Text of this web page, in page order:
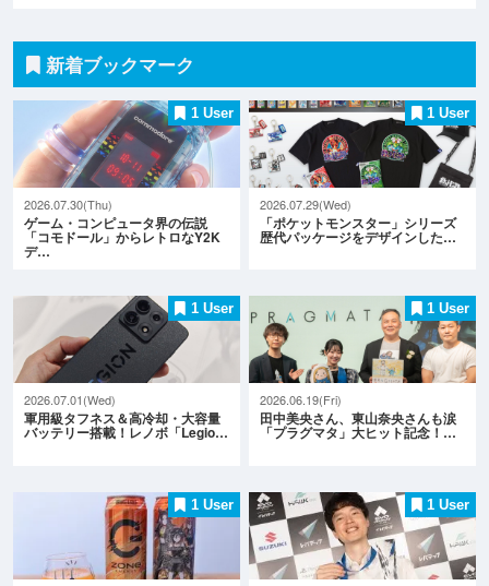
新着ブックマーク
1 User
2026.07.30(Thu)
ゲーム・コンピュータ界の伝説
「コモドール」からレトロなY2K
デ…
1 User
2026.07.29(Wed)
「ポケットモンスター」シリーズ
歴代パッケージをデザインした…
1 User
2026.07.01(Wed)
軍用級タフネス＆高冷却・大容量
バッテリー搭載！レノボ「Legio…
1 User
2026.06.19(Fri)
田中美央さん、東山奈央さんも涙
「プラグマタ」大ヒット記念！…
1 User 1 User